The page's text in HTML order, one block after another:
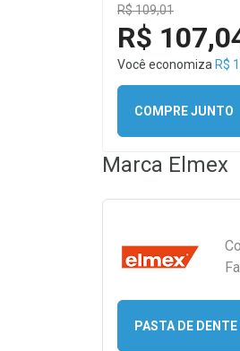
R$ 109,01
R$
Você economiza R$
COMPRE JUNTO
Marca Elmex
PASTA DE